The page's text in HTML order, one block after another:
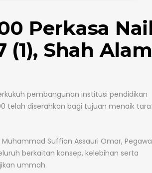
Perkasa
(1), Shah Alam
pembangunan institusi pendidikan
telah diserahkan bagi tujuan menaik
Muhammad Suffian Assauri Omar,
berkaitan konsep, kelebihan serta
ummah.